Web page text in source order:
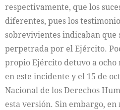
respectivamente, que los
diferentes, pues los
sobrevivientes indicaban que
perpetrada por el Ejército.
propio Ejército detuvo a
en este incidente y el 15 de
Nacional de los Derechos
esta versión. Sin embargo,